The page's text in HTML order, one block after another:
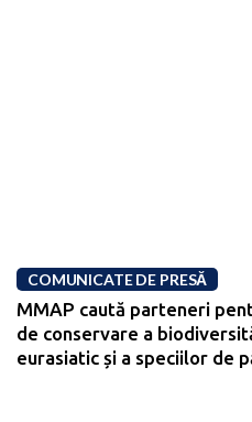
COMUNICATE DE PRESĂ
MMAP caută parteneri
de conservare a
eurasiatic și a speciilor de